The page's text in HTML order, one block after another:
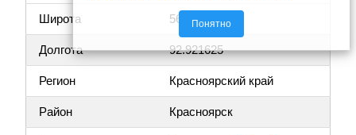
Широта 56.063394
Долгота 92.921625
Регион Красноярский край
Район Красноярск
Понятно